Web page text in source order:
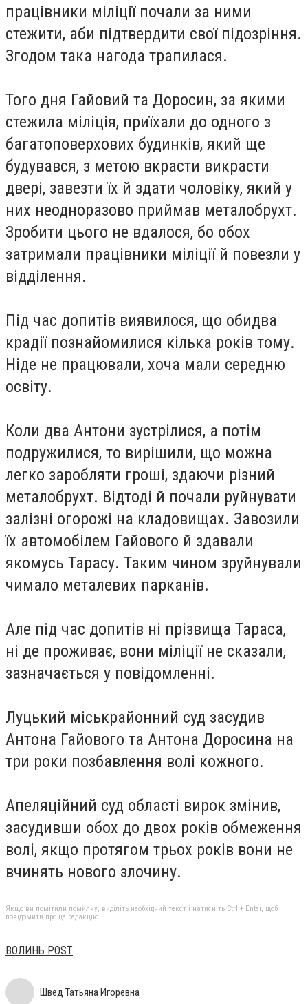
працівники міліції почали за ними
стежити, аби підтвердити свої підозріння.
Згодом така нагода трапилася.
Того дня Гайовий та Доросин, за якими
стежила міліція, приїхали до одного з
багатоповерхових будинків, який ще
будувався, з метою вкрасти викрасти
двері, завезти їх й здати чоловіку, який у
них неодноразово приймав металобрухт.
Зробити цього не вдалося, бо обох
затримали працівники міліції й повезли у
відділення.
Під час допитів виявилося, що обидва
крадії познайомилися кілька років тому.
Ніде не працювали, хоча мали середню
освіту.
Коли два Антони зустрілися, а потім
подружилися, то вирішили, що можна
легко заробляти гроші, здаючи різний
металобрухт. Відтоді й почали руйнувати
залізні огорожі на кладовищах. Завозили
їх автомобілем Гайового й здавали
якомусь Тарасу. Таким чином зруйнували
чимало металевих парканів.
Але під час допитів ні прізвища Тараса,
ні де проживає, вони міліції не сказали,
зазначається у повідомленні.
Луцький міськрайонний суд засудив
Антона Гайового та Антона Доросина на
три роки позбавлення волі кожного.
Апеляційний суд області вирок змінив,
засудивши обох до двох років обмеження
волі, якщо протягом трьох років вони не
вчинять нового злочину.
Якщо ви помітили помилку, виділіть необхідний текст і натисніть Ctrl + Enter, щоб
повідомити про це редакцію
ВОЛИНЬ POST
Швед Татьяна Игоревна